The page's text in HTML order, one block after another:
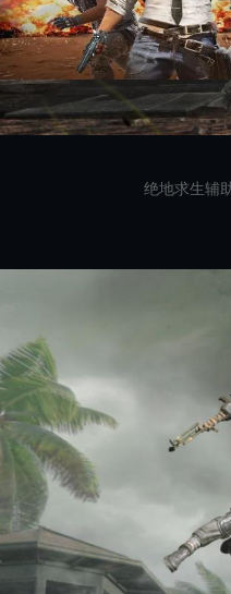
绝地求生辅